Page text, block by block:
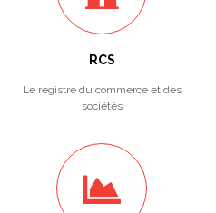
RCS
Le registre du commerce et des
sociétés